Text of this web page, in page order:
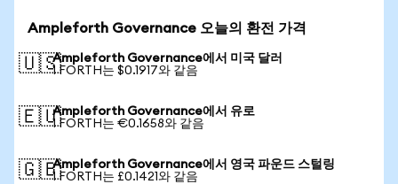
Ampleforth Governance 오늘의 환전 가격
🇺🇸Ampleforth Governance에서 미국 달러
1 FORTH는 $0.1917와 같음
🇪🇺Ampleforth Governance에서 유로
1 FORTH는 €0.1658와 같음
🇬🇧Ampleforth Governance에서 영국 파운드 스털링
1 FORTH는 £0.1421와 같음